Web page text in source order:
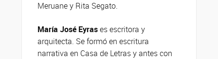
Meruane y Rita Segato.
María José Eyrases escritora y
arquitecta. Se formó en escritura
narrativa en Casa de Letras y antes con